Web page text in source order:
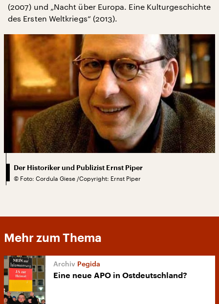
(2007) und „Nacht über Europa. Eine Kulturgeschichte
des Ersten Weltkriegs“ (2013).
Der Historiker und Publizist Ernst Piper
© Foto: Cordula Giese /Copyright: Ernst Piper
Mehr zum Thema
Pegida
Eine neue APO in Ostdeutschland?